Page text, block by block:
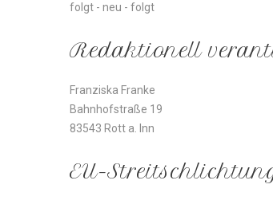
folgt - neu - folgt
Redaktionell
Franziska Franke
Bahnhofstraße 19
83543 Rott a. Inn
EU-